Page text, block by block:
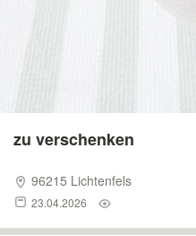
zu verschenken
96215 Lichtenfels
23.04.2026